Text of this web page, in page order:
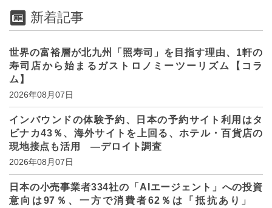
新着記事
世界の富裕層が北九州「照寿司」を目指す理由、1軒の
寿司店から始まるガストロノミーツーリズム【コラ
ム】
2026年08月07日
インバウンドの体験予約、日本の予約サイト利用はタ
ビナカ43％、海外サイトを上回る、ホテル・百貨店の
現地接点も活用 ―デロイト調査
2026年08月07日
日本の小売事業者334社の「AIエージェント」への投資
意向は97％、一方で消費者62％は「抵抗あり」